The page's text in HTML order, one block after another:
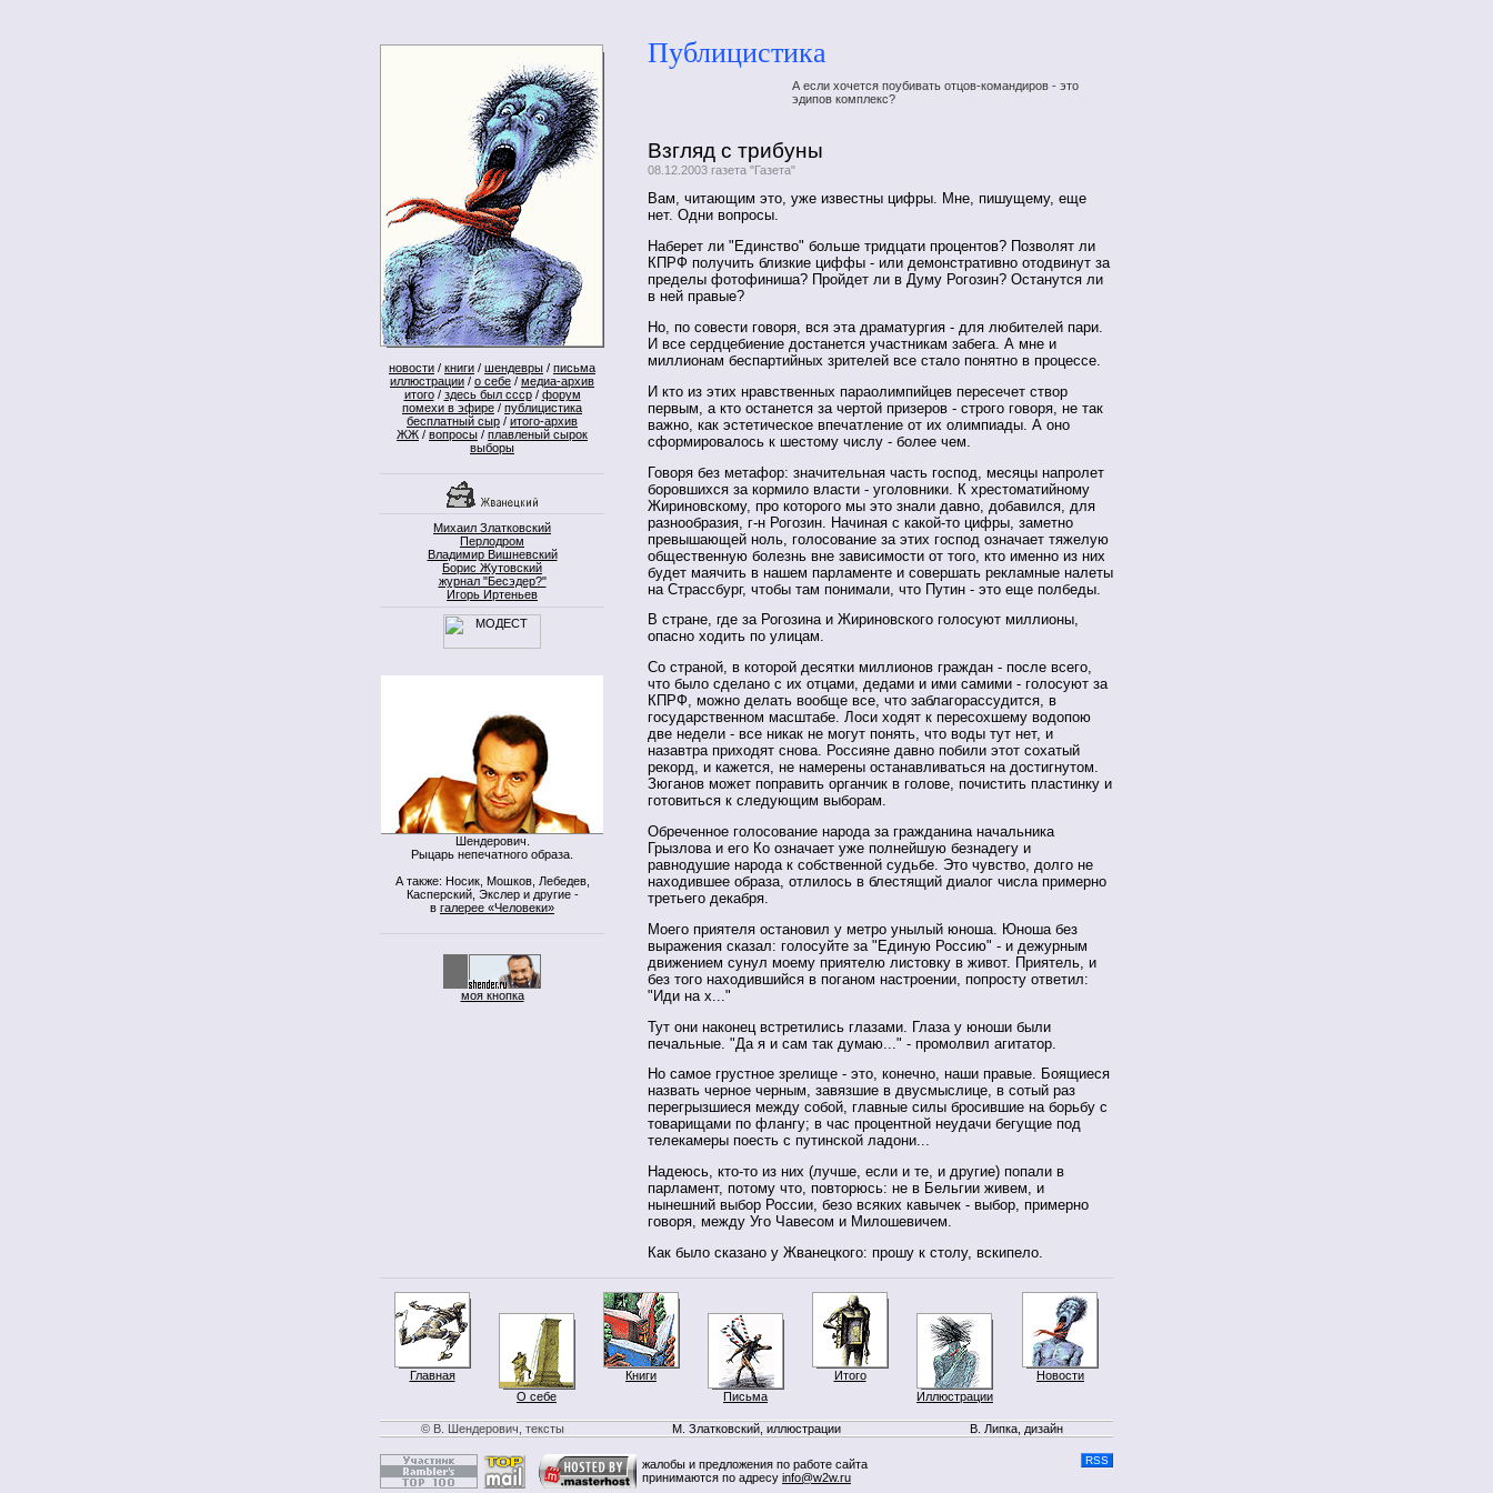
новости / книги / шендевры / письма
иллюстрации / о себе / медиа-архив
итого/ здесь был ссср/ форум
помехи в эфире / публицистика
бесплатный сыр / итого-архив
ЖЖ / вопросы / плавленый сырок
выборы
Михаил Златковский
Перлодром
Владимир Вишневский
Борис Жутовский
журнал "Бесэдер?"
Игорь Иртеньев
Шендерович.
Рыцарь непечатного образа.
А также: Носик, Мошков, Лебедев,
Касперский, Экслер и другие -
в галерее «Человеки»
моя кнопка
Публицистика
А если хочется поубивать отцов-командиров - это
эдипов комплекс?
Взгляд с трибуны
08.12.2003 газета "Газета"
Вам, читающим это, уже известны цифры. Мне, пишущему, еще
нет. Одни вопросы.
Наберет ли "Единство" больше тридцати процентов? Позволят ли
КПРФ получить близкие циффы - или демонстративно отодвинут за
пределы фотофиниша? Пройдет ли в Думу Рогозин? Останутся ли
в ней правые?
Но, по совести говоря, вся эта драматургия - для любителей пари.
И все сердцебиение достанется участникам забега. А мне и
миллионам беспартийных зрителей все стало понятно в процессе.
И кто из этих нравственных параолимпийцев пересечет створ
первым, а кто останется за чертой призеров - строго говоря, не так
важно, как эстетическое впечатление от их олимпиады. А оно
сформировалось к шестому числу - более чем.
Говоря без метафор: значительная часть господ, месяцы напролет
боровшихся за кормило власти - уголовники. К хрестоматийному
Жириновскому, про которого мы это знали давно, добавился, для
разнообразия, г-н Рогозин. Начиная с какой-то цифры, заметно
превышающей ноль, голосование за этих господ означает тяжелую
общественную болезнь вне зависимости от того, кто именно из них
будет маячить в нашем парламенте и совершать рекламные налеты
на Страссбург, чтобы там понимали, что Путин - это еще полбеды.
В стране, где за Рогозина и Жириновского голосуют миллионы,
опасно ходить по улицам.
Со страной, в которой десятки миллионов граждан - после всего,
что было сделано с их отцами, дедами и ими самими - голосуют за
КПРФ, можно делать вообще все, что заблагорассудится, в
государственном масштабе. Лоси ходят к пересохшему водопою
две недели - все никак не могут понять, что воды тут нет, и
назавтра приходят снова. Россияне давно побили этот сохатый
рекорд, и кажется, не намерены останавливаться на достигнутом.
Зюганов может поправить органчик в голове, почистить пластинку и
готовиться к следующим выборам.
Обреченное голосование народа за гражданина начальника
Грызлова и его Ко означает уже полнейшую безнадегу и
равнодушие народа к собственной судьбе. Это чувство, долго не
находившее образа, отлилось в блестящий диалог числа примерно
третьего декабря.
Моего приятеля остановил у метро унылый юноша. Юноша без
выражения сказал: голосуйте за "Единую Россию" - и дежурным
движением сунул моему приятелю листовку в живот. Приятель, и
без того находившийся в поганом настроении, попросту ответил:
"Иди на х..."
Тут они наконец встретились глазами. Глаза у юноши были
печальные. "Да я и сам так думаю..." - промолвил агитатор.
Но самое грустное зрелище - это, конечно, наши правые. Боящиеся
назвать черное черным, завязшие в двусмыслице, в сотый раз
перегрызшиеся между собой, главные силы бросившие на борьбу с
товарищами по флангу; в час процентной неудачи бегущие под
телекамеры поесть с путинской ладони...
Надеюсь, кто-то из них (лучше, если и те, и другие) попали в
парламент, потому что, повторюсь: не в Бельгии живем, и
нынешний выбор России, безо всяких кавычек - выбор, примерно
говоря, между Уго Чавесом и Милошевичем.
Как было сказано у Жванецкого: прошу к столу, вскипело.
Главная
О себе
Книги
Письма
Итого
Иллюстрации
Новости
© В. Шендерович, тексты М. Златковский, иллюстрации В. Липка, дизайн
жалобы и предложения по работе сайта
принимаются по адресу info@w2w.ru
RSS